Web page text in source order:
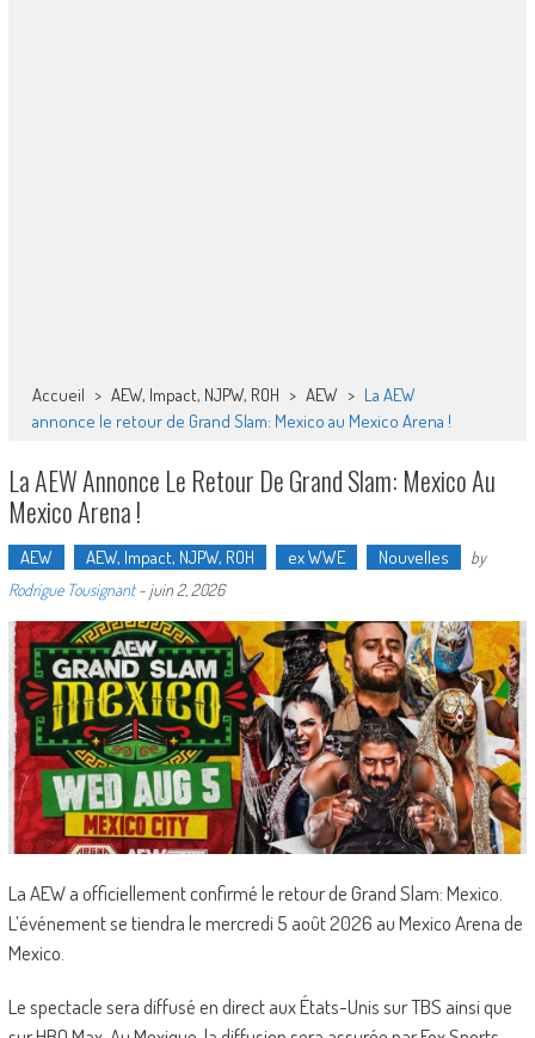
Accueil > AEW, Impact, NJPW, ROH > AEW > La AEW
annonce le retour de Grand Slam: Mexico au Mexico Arena !
La AEW Annonce Le Retour De Grand Slam: Mexico Au
Mexico Arena !
AEW AEW, Impact, NJPW, ROH ex WWE Nouvelles
by
Rodrigue Tousignant- juin 2, 2026
La AEW a officiellement confirmé le retour de Grand Slam: Mexico.
L’événement se tiendra le mercredi 5 août 2026 au Mexico Arena de
Mexico.
Le spectacle sera diffusé en direct aux États-Unis sur TBS ainsi que